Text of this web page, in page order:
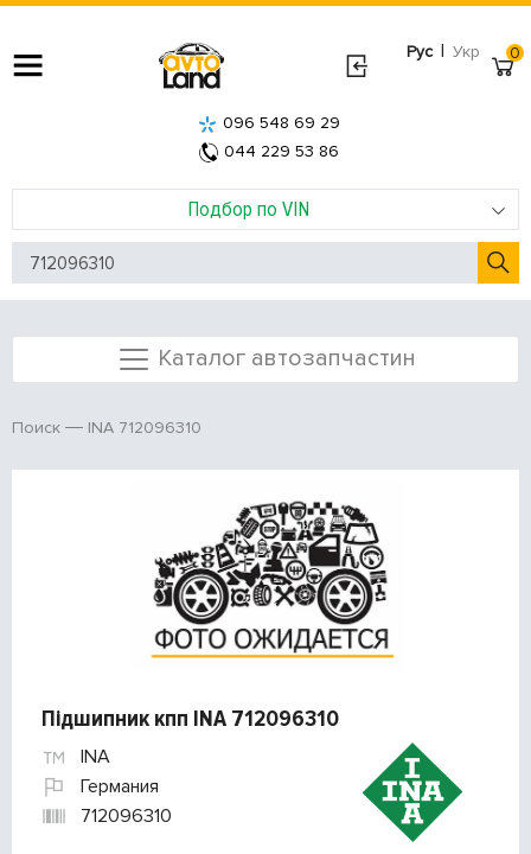
Рус | Укр
Подбор по VIN
096 548 69 29
044 229 53 86
0
Каталог автозапчастин
Поиск INA 712096310
Підшипник кпп INA 712096310
INA
Германия
712096310